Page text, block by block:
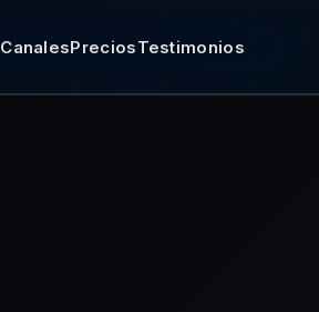
CanalesPreciosTestimonios